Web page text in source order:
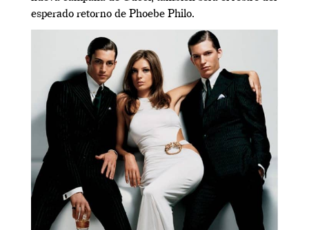
esperado retorno de Phoebe Philo.